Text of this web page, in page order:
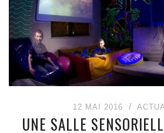
12 MAI 2016
UNE SALLE